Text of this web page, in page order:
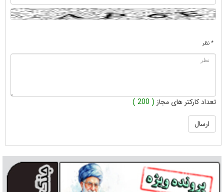
* نظر
تعداد کارکتر های مجاز ( 200 )